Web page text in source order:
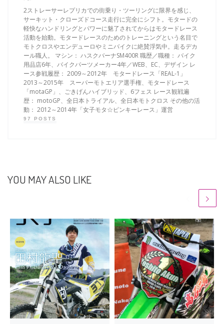
2ストレーサーレプリカでの街乗り・ツーリングに限界を感じ、
サーキット・クローズドコース走行に完全にシフト。モタードの
軽快なハンドリングとパワーに魅了されてからはモタードレース
活動を始動。モタードレースのためのトレーニングという名目で
モトクロスやエンデューロやミニバイクに絶賛浮気中。走るデカ
ール職人。 マシン： ハスクバーナSM400R 職歴／職種： バイク
用品店6年、バイクパーツメーカー4年／WEB、EC、デザイン レ
ース参戦履歴： 2009～2012年 モタードレース「REAL-1」
2013～2015年 スーパーモトエリア選手権、モタードレース
「motaGP」、ごきげんハイブリッド、6フェス レース観戦遍
歴： motoGP、全日本トライアル、全日本モトクロス その他の活
動： 2012～2014年「女子モタ☆ピンキーレース」運営
97 POSTS
YOU MAY ALSO LIKE